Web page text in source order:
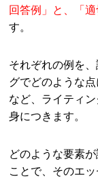
回答例」と、「
す。
それぞれの例を
グでどのような
など、ライティ
身につきます。
どのような要素
ことで、そのエ